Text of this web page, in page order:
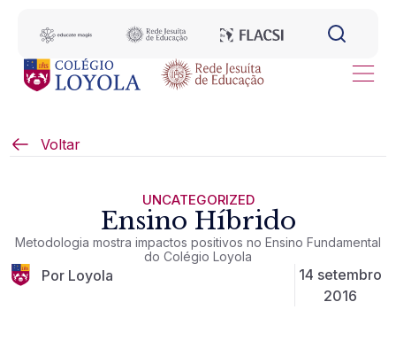
Voltar
UNCATEGORIZED
Ensino Híbrido
Metodologia mostra impactos positivos no Ensino Fundamental
do Colégio Loyola
Por Loyola
14 setembro
2016